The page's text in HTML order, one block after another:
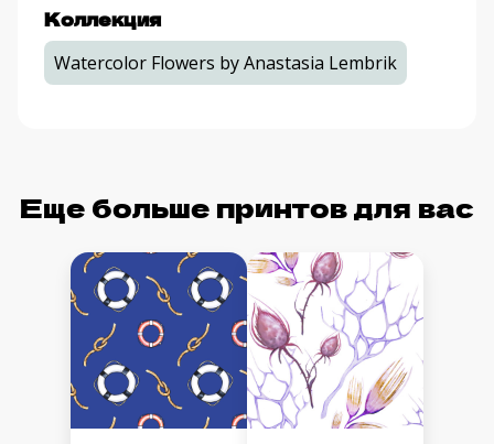
Коллекция
Watercolor Flowers by Anastasia Lembrik
Еще больше принтов для вас